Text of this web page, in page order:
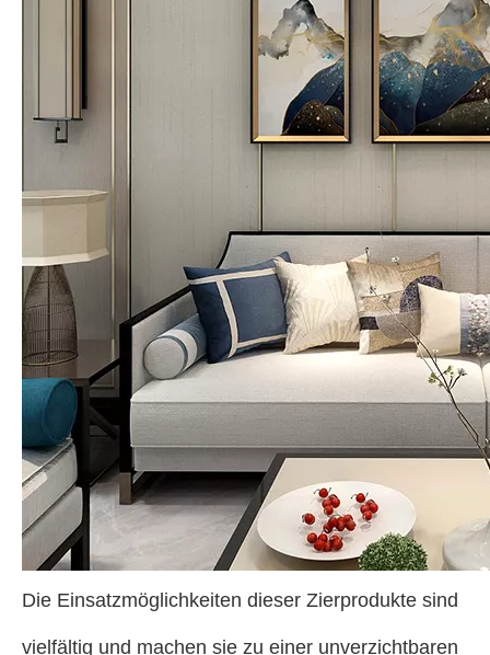
Die Einsatzmöglichkeiten dieser Zierprodukte sind
vielfältig und machen sie zu einer unverzichtbaren